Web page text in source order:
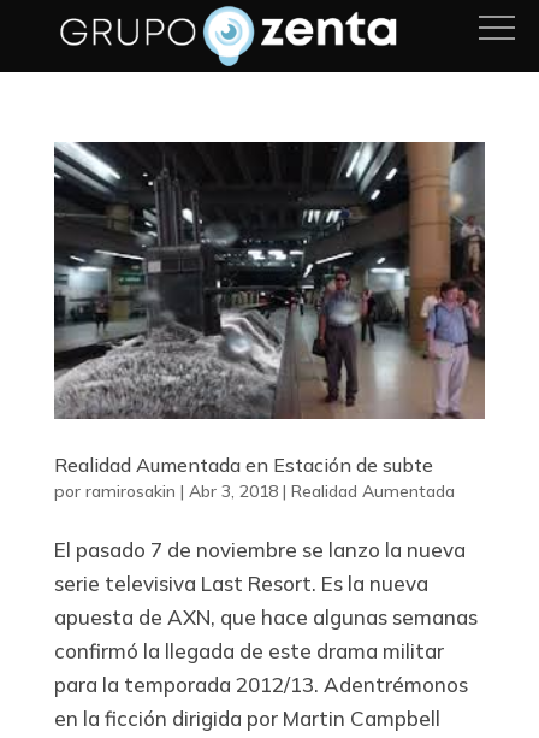
Realidad Aumentada en Estación de subte
por ramirosakin | Abr 3, 2018| Realidad Aumentada
El pasado 7 de noviembre se lanzo la nueva
serie televisiva Last Resort. Es la nueva
apuesta de AXN, que hace algunas semanas
confirmó la llegada de este drama militar
para la temporada 2012/13. Adentrémonos
en la ficción dirigida por Martin Campbell